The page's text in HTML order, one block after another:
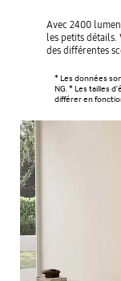
Avec 2400
les petits
des différentes
* Les données
NG. * Les tailles
différer en